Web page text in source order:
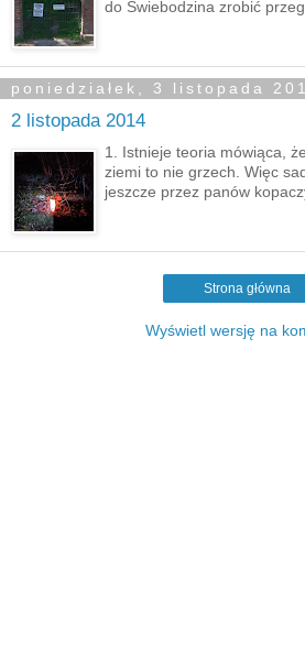
do Świebodzina zrobić
poniedziałek, 3 listopada
2 listopada 2014
1. Istnieje teoria mówiąca,
ziemi to nie grzech. Więc
jeszcze przez panów
Strona główna
Wyświetl wersję na